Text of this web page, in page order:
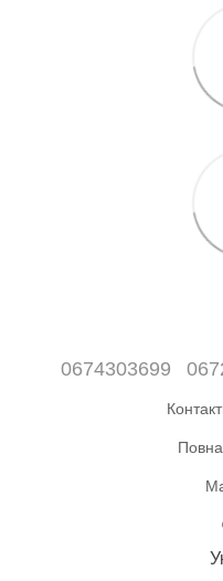
0674303699
Повна